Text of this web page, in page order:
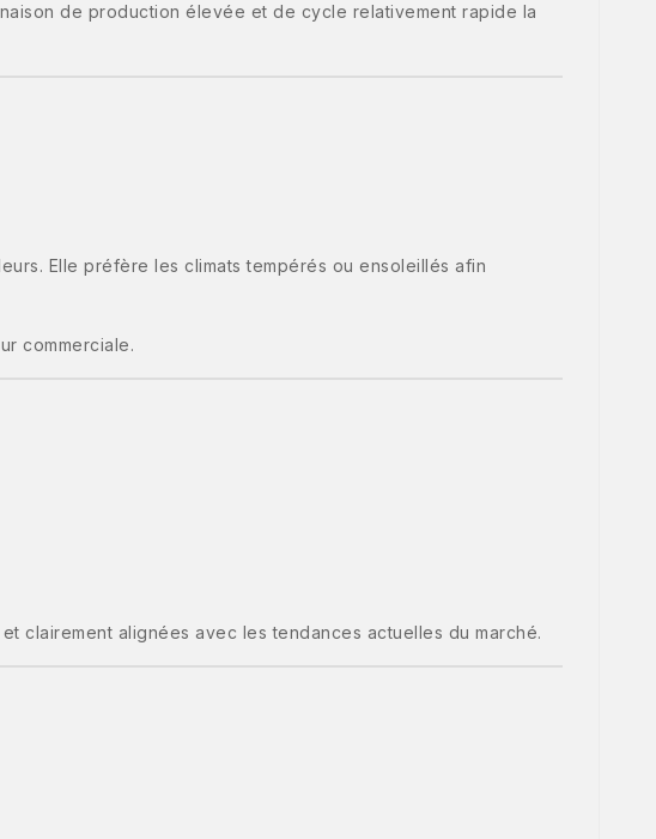
de production élevée et de cycle relativement rapide la
Elle préfère les climats tempérés ou ensoleillés afin
commerciale.
clairement alignées avec les tendances actuelles du marché.